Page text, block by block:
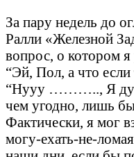
За пару недель до
Ралли «Железной
вопрос, о котором
“Эй, Пол, а что
“Нууу ……….., Я
чем угодно, лишь
Фактически, я мог
могу-ехать-не-